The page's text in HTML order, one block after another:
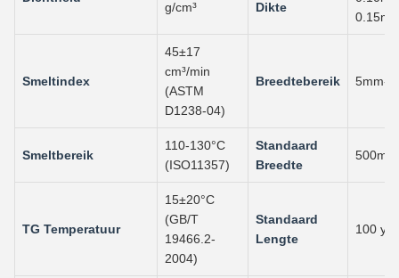
g/cm³
Dikte
Smeltindex
45±17
cm³/min
(ASTM
D1238-04)
Breedtebereik 5mm-
Smeltbereik
110-130°C
(ISO11357)
Standaard
Breedte
500mm
TG Temperatuur
15±20°C
(GB/T
19466.2-
2004)
Standaard
Lengte
100